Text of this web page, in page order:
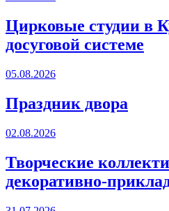
Цирковые студии в
досуговой системе
05.08.2026
Праздник двора
02.08.2026
Творческие
декоративно-